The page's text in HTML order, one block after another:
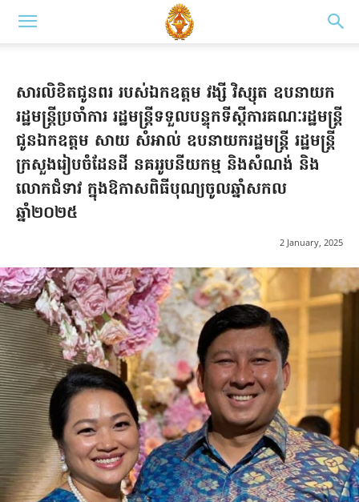
សារលិខិតជូនពរ របស់ឯកឧត្តម វង្សី វិស្សុត ឧបនាយក
រដ្ឋមន្រ្តីប្រចាំការ រដ្ឋមន្រ្តីទទួលបន្ទុកទីស្តីការគណៈរដ្ឋមន្រ្តី
ជូនឯកឧត្តម សាយ សំអាល់ ឧបនាយករដ្ឋមន្ត្រី រដ្ឋមន្ត្រី
ក្រសួងរៀបចំដែនដី នគររូបនីយកម្ម និងសំណង់ និង
លោកជំទាវ ក្នុងឱកាសពិធីបុណ្យចូលឆ្នាំសកល
ឆ្នាំ២០២៥
2 January, 2025